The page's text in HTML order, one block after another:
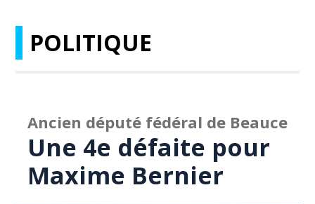
POLITIQUE
Ancien député fédéral de Beauce
Une 4e défaite pour
Maxime Bernier